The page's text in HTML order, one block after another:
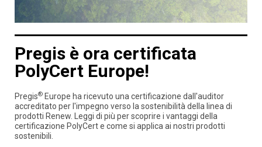
Pregis è ora certificata
PolyCert Europe!
Pregis® Europe ha ricevuto una certificazione dall'auditor
accreditato per l'impegno verso la sostenibilità della linea di
prodotti Renew. Leggi di più per scoprire i vantaggi della
certificazione PolyCert e come si applica ai nostri prodotti
sostenibili.